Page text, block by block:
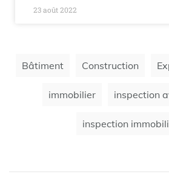
23 août 2022
Bâtiment Construction
immobilier inspection
inspection